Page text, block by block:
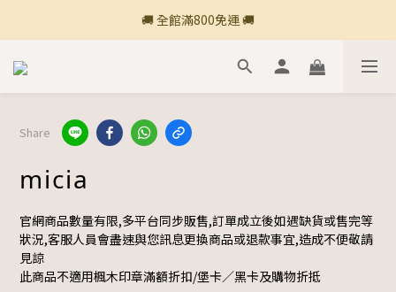
🚚 全館滿800免運 🚚
🚚 全館滿800免運 🚚
🍎 點三條橫線登入會員享購物點數回饋🍎
🚚 全館滿800免運 🚚
Share
micia
官網商品數量有限,多平台同步販售,訂單成立後如遇缺貨或售完等
狀況,客服人員會盡速與您訊息更換商品或退款事宜,造成不便敬請
見諒
此商品不適用楓木印章滿額折扣/堡卡／黑卡及購物折抵